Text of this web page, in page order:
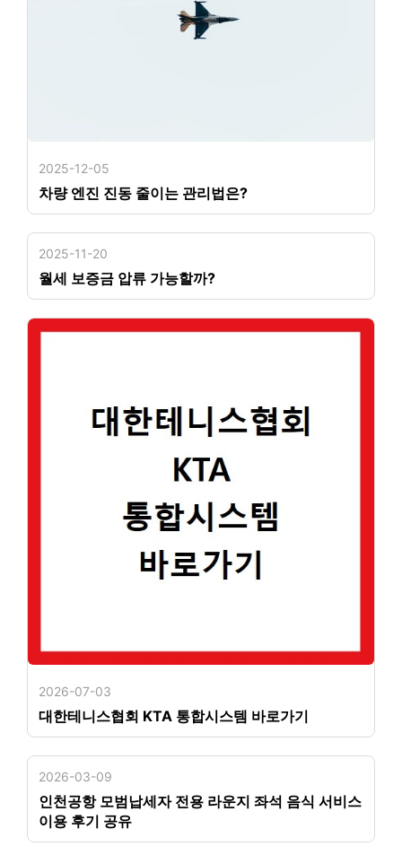
2025-12-05
차량 엔진 진동 줄이는 관리법은?
2025-11-20
월세 보증금 압류 가능할까?
2026-07-03
대한테니스협회 KTA 통합시스템 바로가기
2026-03-09
인천공항 모범납세자 전용 라운지 좌석 음식 서비스
이용 후기 공유